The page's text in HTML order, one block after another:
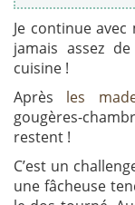
Je continue
jamais assez
cuisine !
Après les
gougères-
restent !
C’est un
une fâcheuse